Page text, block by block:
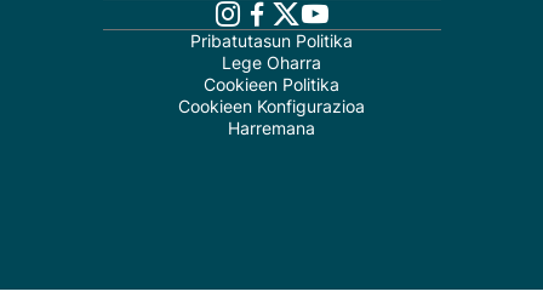
Pribatutasun Politika
Lege Oharra
Cookieen Politika
Cookieen Konfigurazioa
Harremana